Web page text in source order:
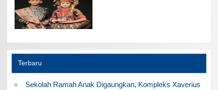
Terbaru
Sekolah Ramah Anak Digaungkan, Kompleks Xaverius